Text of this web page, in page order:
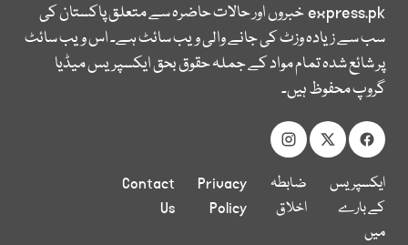
express.pkخبروں اور حالات حاضرہ سے متعلق پاکستان کی
سب سے زیادہ وزٹ کی جانے والی ویب سائٹ ہے۔ اس ویب سائٹ
پر شائع شدہ تمام مواد کے جملہ حقوق بحق ایکسپریس میڈیا
گروپ محفوظ ہیں۔
ایکسپریس
کے بارے
میں
ضابطہ
اخلاق
Privacy
Policy
Contact
Us